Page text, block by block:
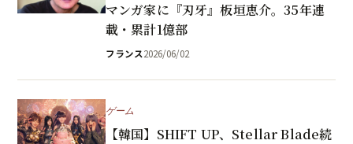
マンガ家に『刃牙』板垣恵介。35年連
載・累計1億部
フランス2026/06/02
ゲーム
【韓国】SHIFT UP、Stellar Blade続